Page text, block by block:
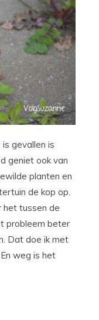
gevallen is
geniet ook van
planten en
de kop op.
het tussen de
probleem beter
Dat doe ik met
weg is het